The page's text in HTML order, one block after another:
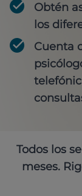
Obtén
los
Cuenta
Todos los
meses.